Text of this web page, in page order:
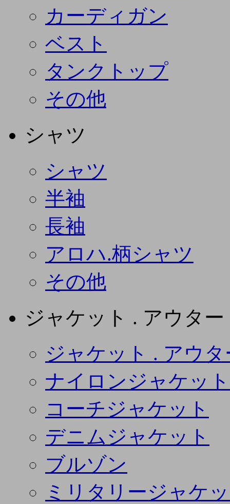
カーディガン
ベスト
タンクトップ
その他
シャツ
シャツ
半袖
長袖
アロハ.柄シャツ
その他
ジャケット . アウター
ジャケット . アウタ
ナイロンジャケット
コーチジャケット
デニムジャケット
ブルゾン
ミリタリージャケ